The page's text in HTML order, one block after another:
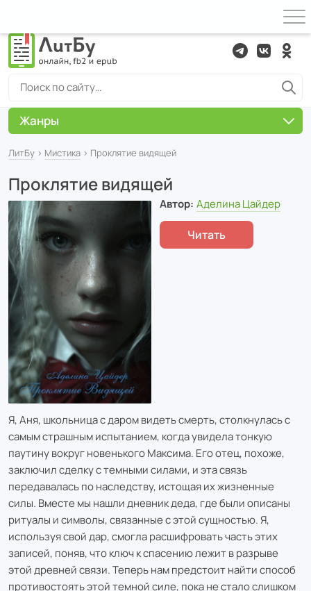
ЛитБу › Мистика › Проклятие видящей
Проклятие видящей
Автор: Аделина Цайдер
Читать
Я, Аня, школьница с даром видеть смерть, столкнулась с
самым страшным испытанием, когда увидела тонкую
паутину вокруг новенького Максима. Его отец, похоже,
заключил сделку с темными силами, и эта связь
передавалась по наследству, истощая их жизненные
силы. Вместе мы нашли дневник деда, где были описаны
ритуалы и символы, связанные с этой сущностью. Я,
используя свой дар, смогла расшифровать часть этих
записей, поняв, что ключ к спасению лежит в разрыве
этой древней связи. Теперь нам предстоит найти способ
противостоять этой темной силе, пока не стало слишком
Жанры